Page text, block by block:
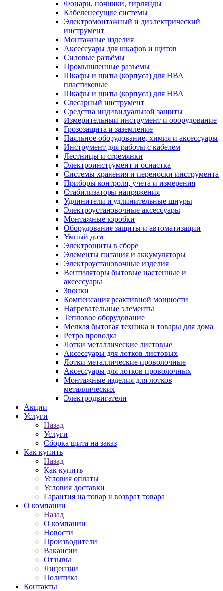
Фонари, ночники, гирлянды
Кабеленесущие системы
Электромонтажный и диэлектрический
инструмент
Монтажные изделия
Аксессуары для шкафов и щитов
Силовые разъёмы
Промышленные разъемы
Шкафы и щиты (корпуса) для НВА
пластиковые
Шкафы и щиты (корпуса) для НВА
Слесарный инструмент
Средства индивидуальной защиты
Измерительный инструмент и оборудование
Грозозащита и заземление
Паяльное оборудование, химия и аксессуары
Инструмент для работы с кабелем
Лестницы и стремянки
Электроинструмент и оснастка
Системы хранения и переноски инструмента
Приборы контроля, учета и измерения
Стабилизаторы напряжения
Удлинители и удлинительные шнуры
Электроустановочные аксессуары
Монтажные коробки
Оборудование защиты и автоматизации
Умный дом
Электрощиты в сборе
Элементы питания и аккумуляторы
Электроустановочные изделия
Вентиляторы бытовые настенные и
аксессуары
Звонки
Компенсация реактивной мощности
Нагревательные элементы
Тепловое оборудование
Мелкая бытовая техника и товары для дома
Ретро проводка
Лотки металлические листовые
Аксессуары для лотков листовых
Лотки металлические проволочные
Аксессуары для лотков проволочных
Монтажные изделия для лотков
металлических
Электродвигатели
Акции
Услуги
Назад
Услуги
Сборка щита на заказ
Как купить
Назад
Как купить
Условия оплаты
Условия доставки
Гарантия на товар и возврат товара
О компании
Назад
О компании
Новости
Производители
Вакансии
Отзывы
Лицензии
Политика
Контакты